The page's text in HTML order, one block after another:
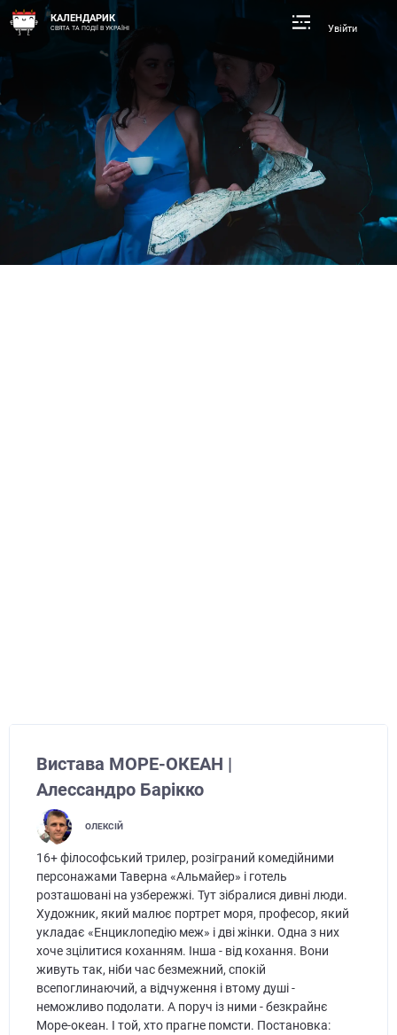
КАЛЕНДАРИК
СВЯТА ТА ПОДІЇ В УКРАЇНІ Увійти
Вистава МОРЕ-ОКЕАН |
Алессандро Барікко
ОЛЕКСІЙ
16+ філософський трилер, розіграний комедійними
персонажами Таверна «Альмайер» і готель
розташовані на узбережжі. Тут зібралися дивні люди.
Художник, який малює портрет моря, професор, який
укладає «Енциклопедію меж» і дві жінки. Одна з них
хоче зцілитися коханням. Інша - від кохання. Вони
живуть так, ніби час безмежний, спокій
всепоглинаючий, а відчуження і втому душі -
неможливо подолати. А поруч із ними - безкрайнє
Море-океан. І той, хто прагне помсти. Постановка: